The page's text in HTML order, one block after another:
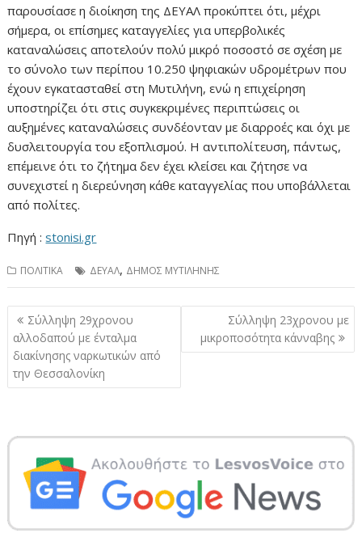
παρουσίασε η διοίκηση της ΔΕΥΑΛ προκύπτει ότι, μέχρι
σήμερα, οι επίσημες καταγγελίες για υπερβολικές
καταναλώσεις αποτελούν πολύ μικρό ποσοστό σε σχέση με
το σύνολο των περίπου 10.250 ψηφιακών υδρομέτρων που
έχουν εγκατασταθεί στη Μυτιλήνη, ενώ η επιχείρηση
υποστηρίζει ότι στις συγκεκριμένες περιπτώσεις οι
αυξημένες καταναλώσεις συνδέονταν με διαρροές και όχι με
δυσλειτουργία του εξοπλισμού. Η αντιπολίτευση, πάντως,
επέμεινε ότι το ζήτημα δεν έχει κλείσει και ζήτησε να
συνεχιστεί η διερεύνηση κάθε καταγγελίας που υποβάλλεται
από πολίτες.
Πηγή :stonisi.gr
ΠΟΛΙΤΙΚΑ ΔΕΥΑΛ, ΔΗΜΟΣ ΜΥΤΙΛΗΝΗΣ
Πλοήγηση
άρθρων
Σύλληψη 29χρονου
αλλοδαπού με ένταλμα
διακίνησης ναρκωτικών από
την Θεσσαλονίκη
Σύλληψη 23χρονου με
μικροποσότητα κάνναβης